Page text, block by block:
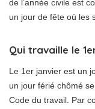
de l’année civile est
un jour de fête où les
Qui travaille le
Le 1er janvier est un
un jour férié chômé
Code du travail. Par